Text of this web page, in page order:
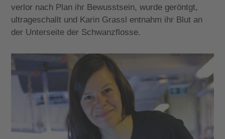
verlor nach Plan ihr Bewusstsein, wurde geröntgt,
ultrageschallt und Karin Grassl entnahm ihr Blut an
der Unterseite der Schwanzflosse.